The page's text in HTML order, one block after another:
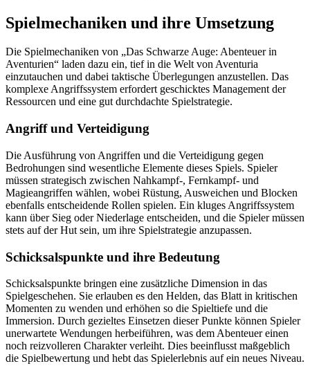
Spielmechaniken und ihre Umsetzung
Die Spielmechaniken von „Das Schwarze Auge: Abenteuer in
Aventurien“ laden dazu ein, tief in die Welt von Aventuria
einzutauchen und dabei taktische Überlegungen anzustellen. Das
komplexe Angriffssystem erfordert geschicktes Management der
Ressourcen und eine gut durchdachte Spielstrategie.
Angriff und Verteidigung
Die Ausführung von Angriffen und die Verteidigung gegen
Bedrohungen sind wesentliche Elemente dieses Spiels. Spieler
müssen strategisch zwischen Nahkampf-, Fernkampf- und
Magieangriffen wählen, wobei Rüstung, Ausweichen und Blocken
ebenfalls entscheidende Rollen spielen. Ein kluges Angriffssystem
kann über Sieg oder Niederlage entscheiden, und die Spieler müssen
stets auf der Hut sein, um ihre Spielstrategie anzupassen.
Schicksalspunkte und ihre Bedeutung
Schicksalspunkte bringen eine zusätzliche Dimension in das
Spielgeschehen. Sie erlauben es den Helden, das Blatt in kritischen
Momenten zu wenden und erhöhen so die Spieltiefe und die
Immersion. Durch gezieltes Einsetzen dieser Punkte können Spieler
unerwartete Wendungen herbeiführen, was dem Abenteuer einen
noch reizvolleren Charakter verleiht. Dies beeinflusst maßgeblich
die Spielbewertung und hebt das Spielerlebnis auf ein neues Niveau.